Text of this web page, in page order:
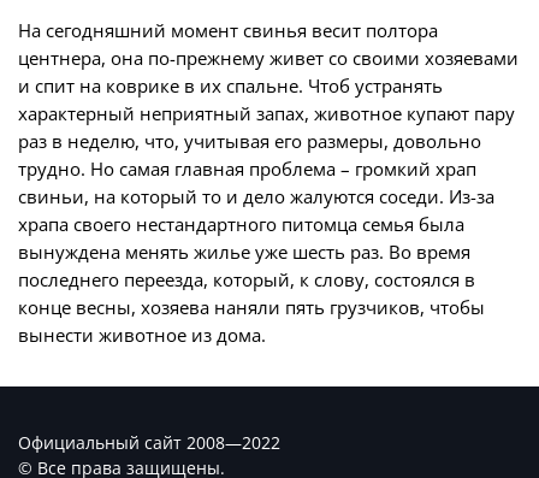
На сегодняшний момент свинья весит полтора
центнера, она по-прежнему живет со своими хозяевами
и спит на коврике в их спальне. Чтоб устранять
характерный неприятный запах, животное купают пару
раз в неделю, что, учитывая его размеры, довольно
трудно. Но самая главная проблема – громкий храп
свиньи, на который то и дело жалуются соседи. Из-за
храпа своего нестандартного питомца семья была
вынуждена менять жилье уже шесть раз. Во время
последнего переезда, который, к слову, состоялся в
конце весны, хозяева наняли пять грузчиков, чтобы
вынести животное из дома.
Официальный сайт 2008—2022
© Все права защищены.